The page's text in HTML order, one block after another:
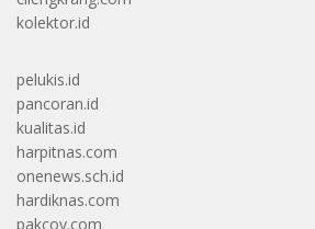
kolektor.id
pelukis.id
pancoran.id
kualitas.id
harpitnas.com
onenews.sch.id
hardiknas.com
pakcoy.com